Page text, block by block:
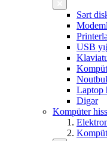
Sərt
USB
Laptop
Digər
Kompüter